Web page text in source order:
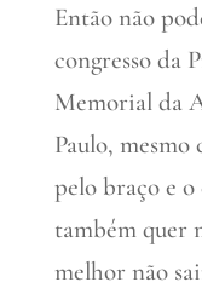
Então não
congresso da
Memorial da
Paulo,
pelo braço e
também quer
melhor não